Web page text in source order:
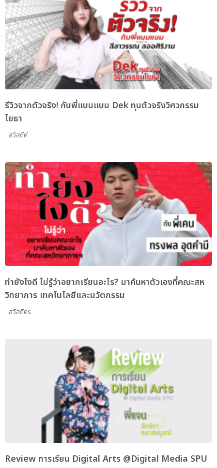
รีวิวจากตัวจริง! กับพี่แบมแบม Dek ทุนตัวจริงวิศวกรรม
โยธา
สวัสดีค่
ทำยังไงดี ไม่รู้ว่าอยากเรียนอะไร? มาค้นหาตัวเองที่คณะสห
วิทยาการ เทคโนโลยีและนวัตกรรม
สวัสดีคร
Review การเรียน Digital Arts @Digital Media SPU